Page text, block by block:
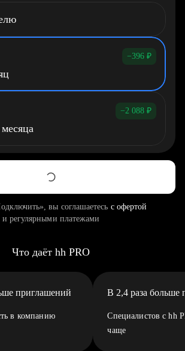
−396 ₽
−2 088 ₽
вы соглашаетесь с офертой
и регулярными платежами
Что даёт hh PRO
приглашений
в компанию
В 2,4 раза больше
Специалистов с hh
чаще